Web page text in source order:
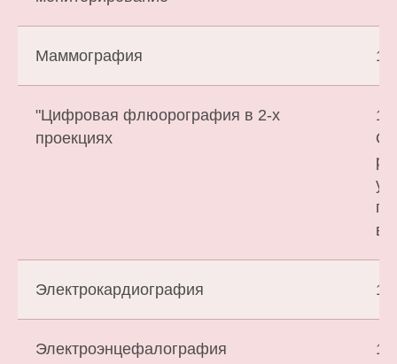
Маммография 1
"Цифровая флюорография в 2-х
проекциях
1
Электрокардиография 1
Электроэнцефалография 1